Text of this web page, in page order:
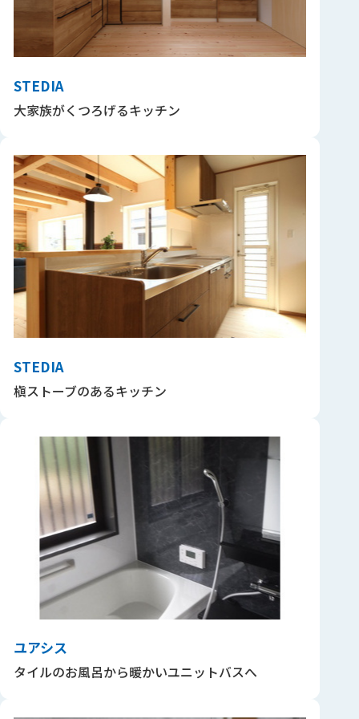
STEDIA
大家族がくつろげるキッチン
STEDIA
槇ストーブのあるキッチン
ユアシス
タイルのお風呂から暖かいユニットバスへ